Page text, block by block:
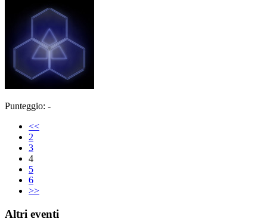
Punteggio: -
<<
2
3
4
5
6
>>
Altri eventi